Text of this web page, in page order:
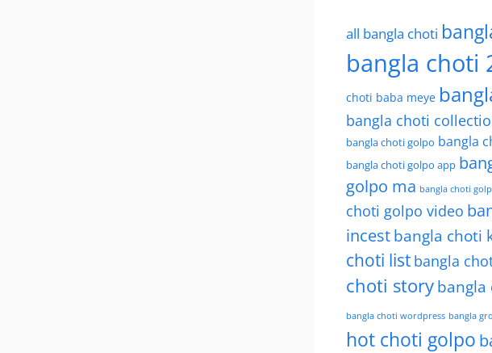
all bangla choti
bangla choti
choti baba meye
bangla choti
bangla choti golpo bangla
bangla choti golpo app
golpo ma bangla choti
choti golpo video
incestbangla choti
choti list bangla
choti storybangla
bangla choti wordpress bangla
hot choti golpo